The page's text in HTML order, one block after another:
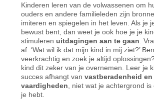
Kinderen leren van de volwassenen om
ouders en andere familieleden zijn
imiteren en spiegelen in het leven. Als je
bewust bent, dan weet je ook hoe je je
stimuleren uitdagingen aan te gaan .
af: ‘Wat wil ik dat mijn kind in mij ziet?’
veerkrachtig en zoek je altijd
kind dit zeker van je overnemen. Leer je
succes afhangt vanvastberadenheid en
vaardigheden , niet wat je achtergrond
je hebt.